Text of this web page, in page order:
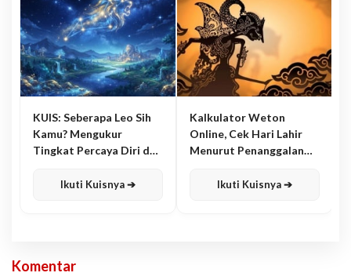
KUIS: Seberapa Leo Sih
Kamu? Mengukur
Tingkat Percaya Diri dan
Ikuti Kuisnya ➔
Kalkulator Weton
Online, Cek Hari Lahir
Menurut Penanggalan
Ikuti Kuisnya ➔
Komentar